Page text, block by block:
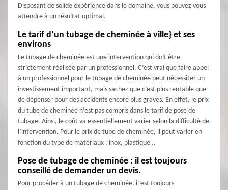
Disposant de solide expérience dans le domaine, vous pouvez vous
attendre à un résultat optimal.
Le tarif d’un tubage de cheminée à ville} et ses
environs
Le tubage de cheminée est une intervention qui doit être
strictement réalisée par un professionnel. C’est vrai que faire appel
à un professionnel pour le tubage de cheminée peut nécessiter un
investissement important, mais sachez que c’est plus rentable que
de dépenser pour des accidents encore plus graves. En effet, le prix
du tube de cheminée n’est pas compris dans le tarif de pose de
tubage. Ainsi, le coût va essentiellement varier selon la difficulté de
l’intervention. Pour le prix de tube de cheminée, il peut varier en
fonction du type de matériaux : inox, plastique…
Pose de tubage de cheminée : il est toujours
conseillé de demander un devis.
Pour procéder à un tubage de cheminée, il est toujours